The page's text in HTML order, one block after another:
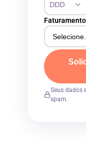
Faturamento
Seus dados
spam.